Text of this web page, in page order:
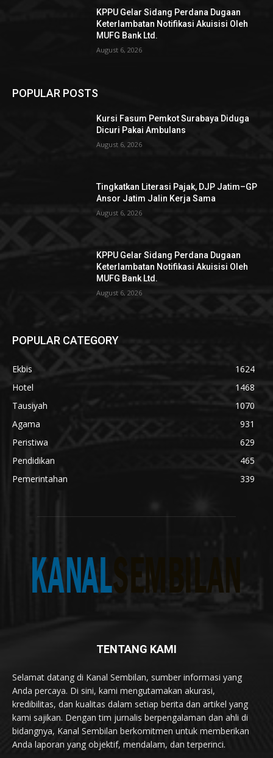
KPPU Gelar Sidang Perdana Dugaan
Keterlambatan Notifikasi Akuisisi Oleh
MUFG Bank Ltd.
August 6, 2026
POPULAR POSTS
Kursi Fasum Pemkot Surabaya Diduga
Dicuri Pakai Ambulans
August 6, 2026
Tingkatkan Literasi Pajak, DJP Jatim–GP
Ansor Jatim Jalin Kerja Sama
August 6, 2026
KPPU Gelar Sidang Perdana Dugaan
Keterlambatan Notifikasi Akuisisi Oleh
MUFG Bank Ltd.
August 6, 2026
POPULAR CATEGORY
Ekbis
1624
Hotel
1468
Tausiyah
1070
Agama
931
Peristiwa
629
Pendidikan
465
Pemerintahan
339
TENTANG KAMI
Selamat datang di Kanal Sembilan, sumber informasi yang
Anda percaya. Di sini, kami mengutamakan akurasi,
kredibilitas, dan kualitas dalam setiap berita dan artikel yang
kami sajikan. Dengan tim jurnalis berpengalaman dan ahli di
bidangnya, Kanal Sembilan berkomitmen untuk memberikan
Anda laporan yang objektif, mendalam, dan terperinci.